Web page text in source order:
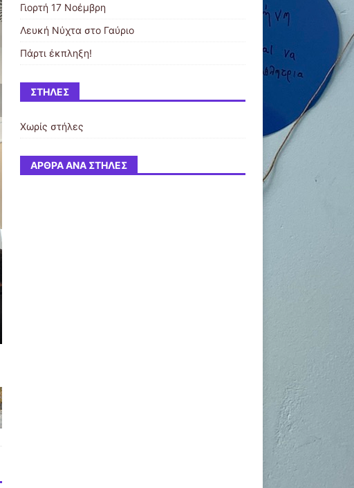
Γιορτή 17 Νοέμβρη
Λευκή Νύχτα στο Γαύριο
Πάρτι έκπληξη!
ΣΤΉΛΕΣ
Χωρίς στήλες
ΆΡΘΡΑ ΑΝΆ ΣΤΉΛΕΣ